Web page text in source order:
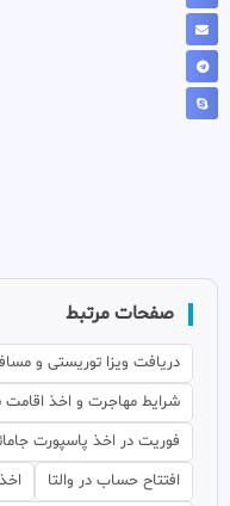
صفحات مرتبط
دریافت ویزا توریستی و
شرایط مهاجرت و اخذ اقامت
فوریت در اخذ پاسپورت
افتتاح حساب در والتا